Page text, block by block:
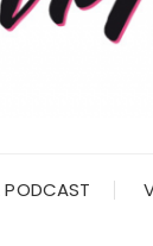
PODCAST